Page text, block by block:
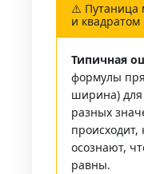
⚠️ Путаница
и квадратом
Типичная
формулы
ширина) для
разных
происходит,
осознают,
равны.